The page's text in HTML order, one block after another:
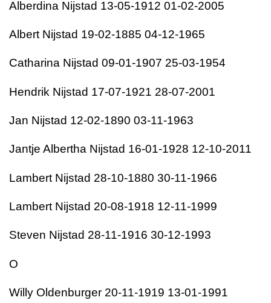
Alberdina Nijstad 13-05-1912 01-02-2005
Albert Nijstad 19-02-1885 04-12-1965
Catharina Nijstad 09-01-1907 25-03-1954
Hendrik Nijstad 17-07-1921 28-07-2001
Jan Nijstad 12-02-1890 03-11-1963
Jantje Albertha Nijstad 16-01-1928 12-10-2011
Lambert Nijstad 28-10-1880 30-11-1966
Lambert Nijstad 20-08-1918 12-11-1999
Steven Nijstad 28-11-1916 30-12-1993
O
Willy Oldenburger 20-11-1919 13-01-1991